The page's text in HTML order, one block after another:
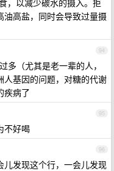
，以减少碳水的摄入。拒
高盐，同时会导致过量摄
94
多（尤其是老一辈的人，
基因的问题，对糖的代谢
疾病了
95
不好喝
96
发现这个行，一会儿发现